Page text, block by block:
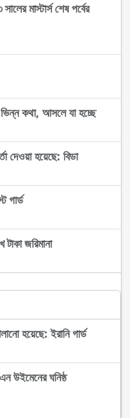
মাস্টার্স শেষ পর্বের
ভিন্ন কথা, আসলে যা হচ্ছে
দেওয়া হয়েছে: বিডা
গার্ড
জরিমানা
হয়েছে: ইরানি গার্ড
উইমেনের ঘনিষ্ঠ